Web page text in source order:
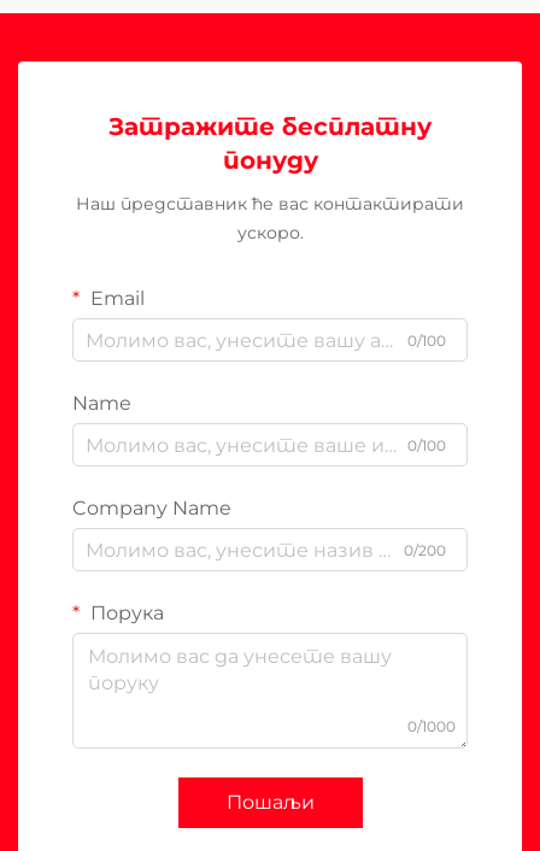
Затражите бесплатну
понуду
Наш представник ће вас контактирати
ускоро.
Email
0/100
Name
0/100
Company Name
0/200
Порука
0/1000
Пошаљи